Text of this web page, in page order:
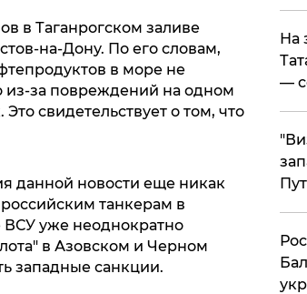
в Таганрогском заливе
на-Дону. По его словам,
в море не
из-за повреждений на одном
свидетельствует о том, что
данной новости еще никак
танкерам в
ВСУ уже неоднократно
в Азовском и Черном
западные санкции.
На
—